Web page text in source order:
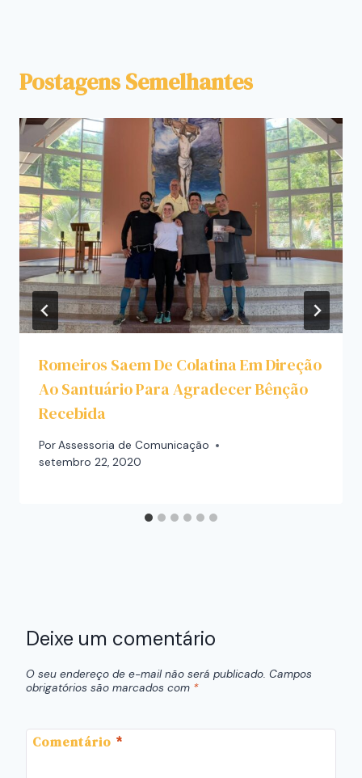
Postagens Semelhantes
Romeiros Saem De Colatina Em Direção
Ao Santuário Para Agradecer Bênção
Recebida
PorAssessoria de Comunicação
setembro 22, 2020
Deixe um comentário
O seu endereço de e-mail não será publicado. Campos
obrigatórios são marcados com *
Comentário *